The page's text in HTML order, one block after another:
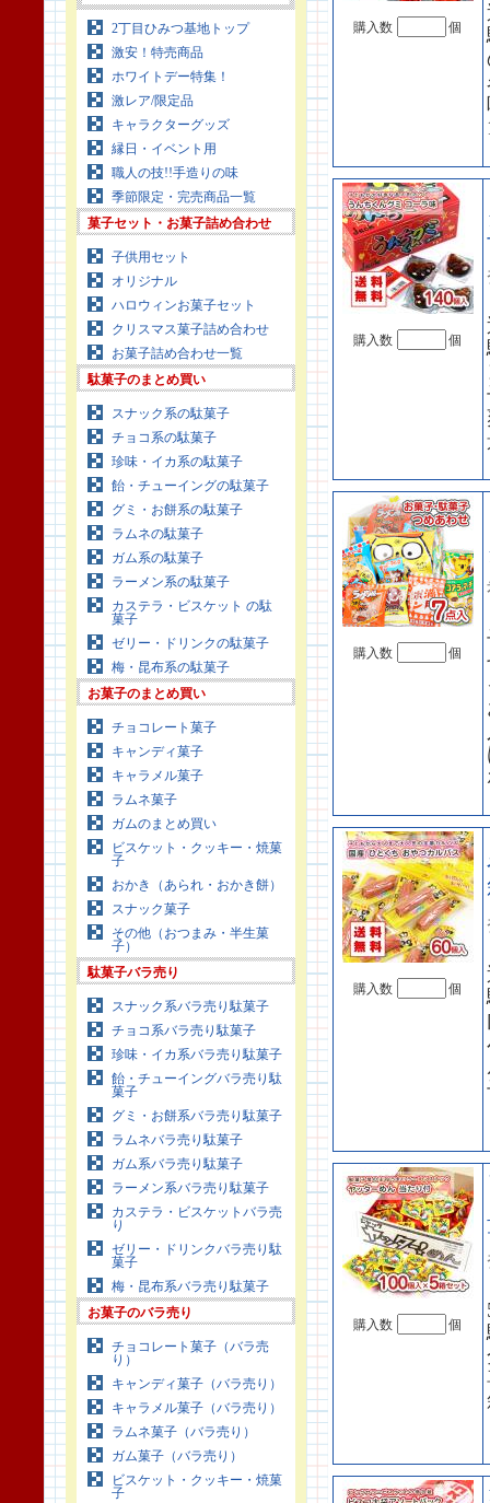
2丁目ひみつ基地トップ
激安！特売商品
ホワイトデー特集！
激レア/限定品
キャラクターグッズ
縁日・イベント用
職人の技!!手造りの味
季節限定・完売商品一覧
菓子セット・お菓子詰め合わせ
子供用セット
オリジナル
ハロウィンお菓子セット
クリスマス菓子詰め合わせ
お菓子詰め合わせ一覧
駄菓子のまとめ買い
スナック系の駄菓子
チョコ系の駄菓子
珍味・イカ系の駄菓子
飴・チューイングの駄菓子
グミ・お餅系の駄菓子
ラムネの駄菓子
ガム系の駄菓子
ラーメン系の駄菓子
カステラ・ビスケット の駄
菓子
ゼリー・ドリンクの駄菓子
梅・昆布系の駄菓子
お菓子のまとめ買い
チョコレート菓子
キャンディ菓子
キャラメル菓子
ラムネ菓子
ガムのまとめ買い
ビスケット・クッキー・焼菓
子
おかき（あられ・おかき餅）
スナック菓子
その他（おつまみ・半生菓
子）
駄菓子バラ売り
スナック系バラ売り駄菓子
チョコ系バラ売り駄菓子
珍味・イカ系バラ売り駄菓子
飴・チューイングバラ売り駄
菓子
グミ・お餅系バラ売り駄菓子
ラムネバラ売り駄菓子
ガム系バラ売り駄菓子
ラーメン系バラ売り駄菓子
カステラ・ビスケットバラ売
り
ゼリー・ドリンクバラ売り駄
菓子
梅・昆布系バラ売り駄菓子
お菓子のバラ売り
チョコレート菓子（バラ売
り）
キャンディ菓子（バラ売り）
キャラメル菓子（バラ売り）
ラムネ菓子（バラ売り）
ガム菓子（バラ売り）
ビスケット・クッキー・焼菓
子
購入数 個
購入数 個
購入数 個
購入数 個
購入数 個